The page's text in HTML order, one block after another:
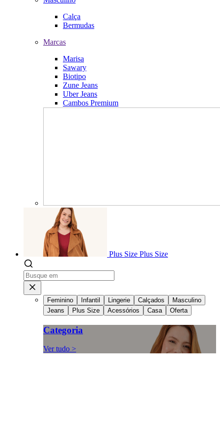
Calça
Bermudas
Marcas
Marisa
Sawary
Biotipo
Zune Jeans
Uber Jeans
Cambos Premium
Plus Size Plus Size
Feminino Infantil Lingerie Calçados
Masculino
Jeans
Plus Size Acessórios Casa Oferta
Categoria
Ver tudo >